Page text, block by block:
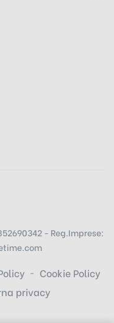
- Reg.Imprese:
Cookie Policy
privacy